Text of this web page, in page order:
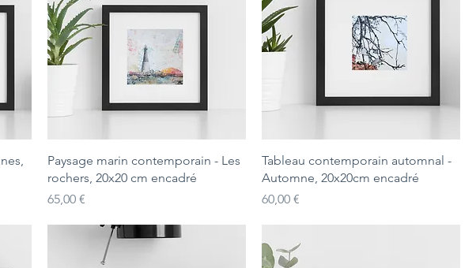
Paysage marin contemporain - Les
rochers, 20x20 cm encadré
Prix
65,00 €
Tableau contemporain automnal -
Automne, 20x20cm encadré
Prix
60,00 €